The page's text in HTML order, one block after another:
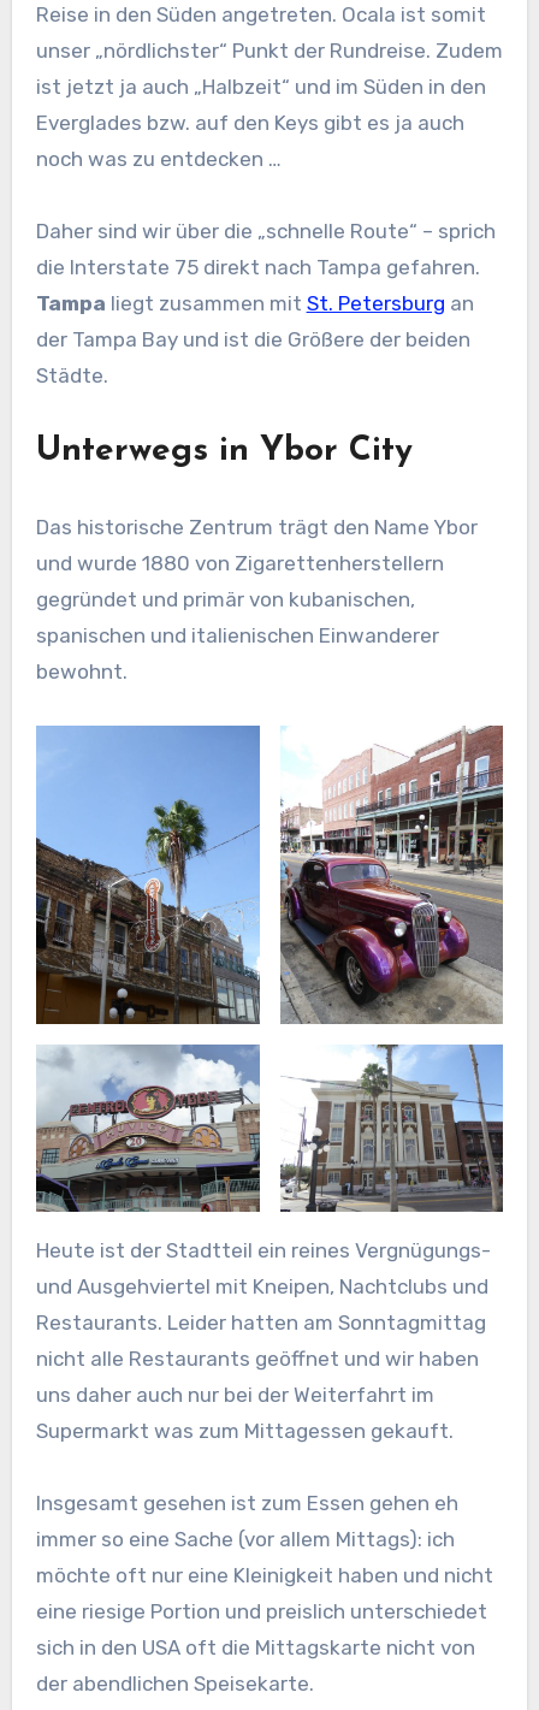
Reise in den Süden angetreten. Ocala ist somit
unser „nördlichster“ Punkt der Rundreise. Zudem
ist jetzt ja auch „Halbzeit“ und im Süden in den
Everglades bzw. auf den Keys gibt es ja auch
noch was zu entdecken …
Daher sind wir über die „schnelle Route“ – sprich
die Interstate 75 direkt nach Tampa gefahren.
Tampa liegt zusammen mit St. Petersburg an
der Tampa Bay und ist die Größere der beiden
Städte.
Unterwegs in Ybor City
Das historische Zentrum trägt den Name Ybor
und wurde 1880 von Zigarettenherstellern
gegründet und primär von kubanischen,
spanischen und italienischen Einwanderer
bewohnt.
Heute ist der Stadtteil ein reines Vergnügungs-
und Ausgehviertel mit Kneipen, Nachtclubs und
Restaurants. Leider hatten am Sonntagmittag
nicht alle Restaurants geöffnet und wir haben
uns daher auch nur bei der Weiterfahrt im
Supermarkt was zum Mittagessen gekauft.
Insgesamt gesehen ist zum Essen gehen eh
immer so eine Sache (vor allem Mittags): ich
möchte oft nur eine Kleinigkeit haben und nicht
eine riesige Portion und preislich unterschiedet
sich in den USA oft die Mittagskarte nicht von
der abendlichen Speisekarte.